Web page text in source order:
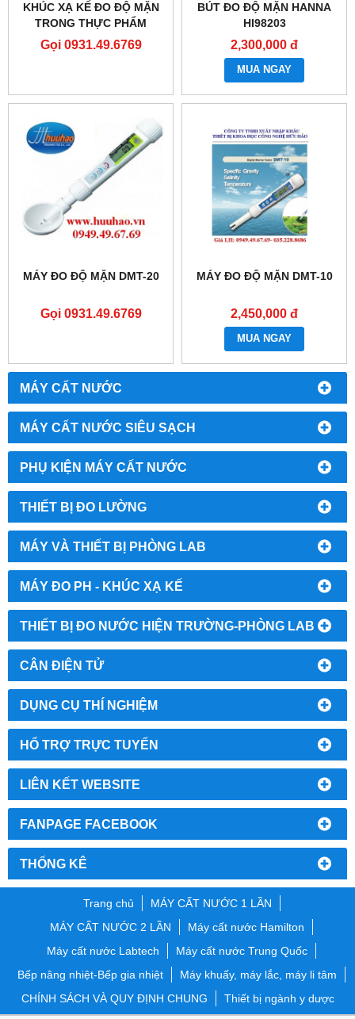
MÁY CẤT NƯỚC
MÁY CẤT NƯỚC SIÊU SẠCH
PHỤ KIỆN MÁY CẤT NƯỚC
THIẾT BỊ ĐO LƯỜNG
MÁY VÀ THIẾT BỊ PHÒNG LAB
MÁY ĐO PH - KHÚC XẠ KẾ
THIẾT BỊ ĐO NƯỚC HIỆN TRƯỜNG-PHÒNG LAB
CÂN ĐIỆN TỬ
DỤNG CỤ THÍ NGHIỆM
HỔ TRỢ TRỰC TUYẾN
LIÊN KẾT WEBSITE
FANPAGE FACEBOOK
THỐNG KÊ
KHÚC XẠ KẾ ĐO ĐỘ MẶN
TRONG THỰC PHẨM
HI96821
Gọi 0931.49.6769
BÚT ĐO ĐỘ MẶN HANNA
HI98203
2,300,000 đ
MUA NGAY
MÁY ĐO ĐỘ MẶN DMT-20
Gọi 0931.49.6769
MÁY ĐO ĐỘ MẶN DMT-10
2,450,000 đ
MUA NGAY
Trang chủ
MÁY CẤT NƯỚC 1 LẦN
MÁY CẤT NƯỚC 2 LẦN
Máy cất nước Hamilton
Máy cất nước Labtech
Máy cất nước Trung Quốc
Bếp nâng nhiệt-Bếp gia nhiệt
Máy khuấy, máy lắc, máy li tâm
CHÍNH SÁCH VÀ QUY ĐỊNH CHUNG
Thiết bị ngành y dược